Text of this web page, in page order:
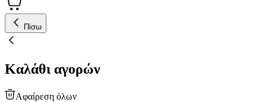
Πίσω
Καλάθι αγορών
Αφαίρεση όλων